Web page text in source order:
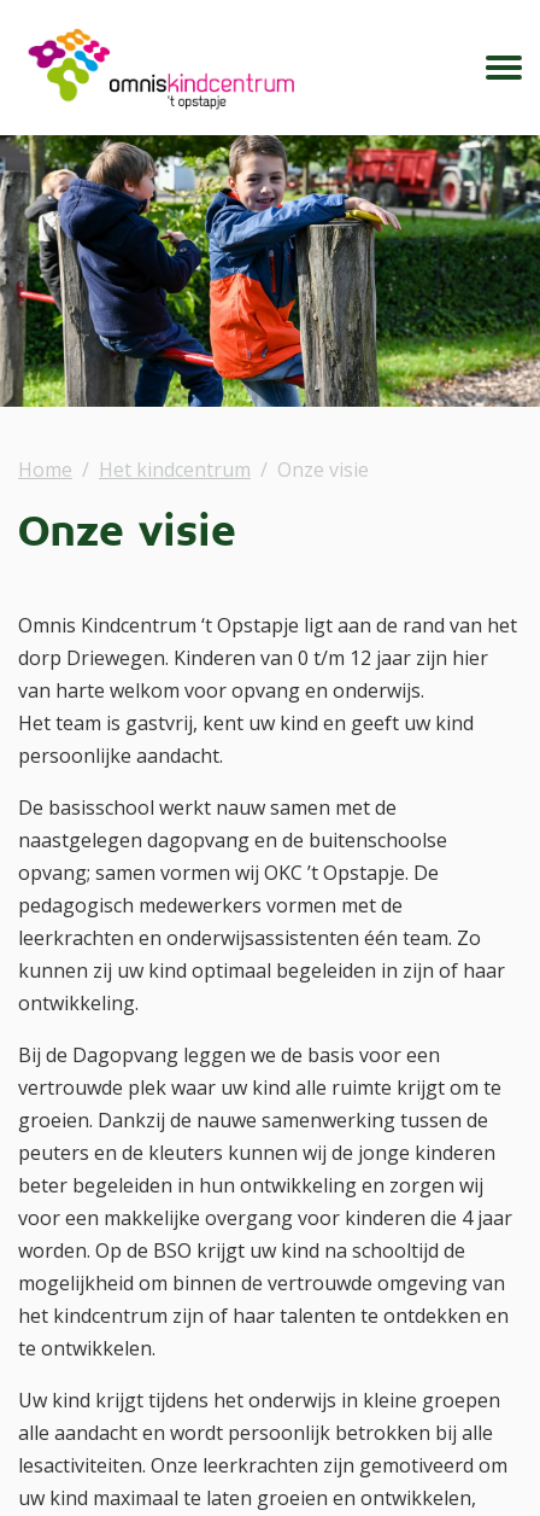
Home Het kindcentrum Onze visie
Onze visie
Omnis Kindcentrum ‘t Opstapje ligt aan de rand van het
dorp Driewegen. Kinderen van 0 t/m 12 jaar zijn hier
van harte welkom voor opvang en onderwijs.
Het team is gastvrij, kent uw kind en geeft uw kind
persoonlijke aandacht.
De basisschool werkt nauw samen met de
naastgelegen dagopvang en de buitenschoolse
opvang; samen vormen wij OKC ’t Opstapje. De
pedagogisch medewerkers vormen met de
leerkrachten en onderwijsassistenten één team. Zo
kunnen zij uw kind optimaal begeleiden in zijn of haar
ontwikkeling.
Bij de Dagopvang leggen we de basis voor een
vertrouwde plek waar uw kind alle ruimte krijgt om te
groeien. Dankzij de nauwe samenwerking tussen de
peuters en de kleuters kunnen wij de jonge kinderen
beter begeleiden in hun ontwikkeling en zorgen wij
voor een makkelijke overgang voor kinderen die 4 jaar
worden. Op de BSO krijgt uw kind na schooltijd de
mogelijkheid om binnen de vertrouwde omgeving van
het kindcentrum zijn of haar talenten te ontdekken en
te ontwikkelen.
Uw kind krijgt tijdens het onderwijs in kleine groepen
alle aandacht en wordt persoonlijk betrokken bij alle
lesactiviteiten. Onze leerkrachten zijn gemotiveerd om
uw kind maximaal te laten groeien en ontwikkelen,